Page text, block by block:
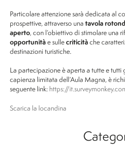
Particolare attenzione sarà dedicata al
prospettive, attraverso una tavola
aperto, con l’obiettivo di stimolare una
opportunitàe sullecriticitàche
destinazioni turistiche.
La partecipazione è aperta a tutte e tutti
capienza limitata dell’Aula Magna, è
seguente link: https://
Scarica la locandina